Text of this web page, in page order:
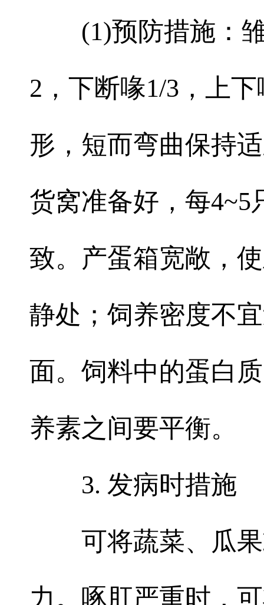
(1)预防措施：雏
2，下断喙1/3，上
形，短而弯曲保持
货窝准备好，每
致。产蛋箱宽敞，
静处；饲养密度不
面。饲料中的蛋白
养素之间要平衡。
3. 发病时措施
可将蔬菜、瓜果
力。啄肛严重时，